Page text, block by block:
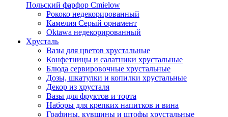
Польский фарфор Сmielow
Рококо недекорированный
Камелия Серый орнамент
Oktawa недекорированный
Хрусталь
Вазы для цветов хрустальные
Конфетницы и салатники хрустальные
Блюда сервировочные хрустальные
Дозы, шкатулки и копилки хрустальные
Декор из хрусталя
Вазы для фруктов и торта
Наборы для крепких напитков и вина
Графины, кувшины и штофы хрустальные